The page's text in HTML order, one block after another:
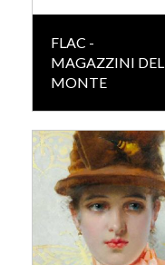
FLAC -
MAGAZZINI DEL
MONTE